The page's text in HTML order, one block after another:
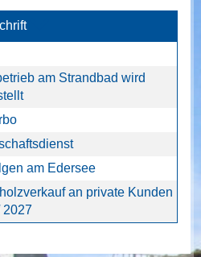
am Strandbad wird
am Edersee
an private Kunden
2027